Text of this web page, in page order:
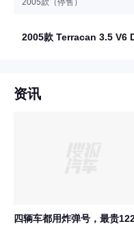
2005款（停售）
2005款 Terracan 3.5 V6
资讯
四辆车都用炸弹号，最贵